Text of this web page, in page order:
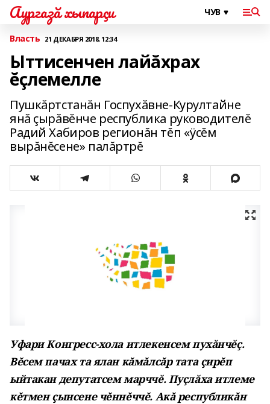
Аургазă хыпарçи
Власть 21 ДЕКАБРЯ 2018, 12:34
Ыттисенчен лайăхрах
ĕçлемелле
Пушкăртстанăн Госпухăвне-Курултайне
янă çырăвĕнче республика руководителĕ
Радий Хабиров регионăн тĕп «ÿсĕм
вырăнĕсене» палăртрĕ
Уфари Конгресс-хола итлекенсем пухăнчĕç.
Вĕсем пачах та ялан кăмăлсăр тата çирĕп
ыйтакан депутатсем марччĕ. Пуçлăха итлеме
кĕтмен çынсене чĕннĕччĕ. Акă республикăн